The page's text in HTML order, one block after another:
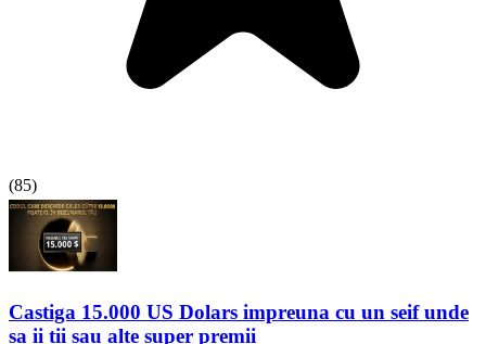
(85)
Castiga 15.000 US Dolars impreuna cu un seif unde
sa ii tii sau alte super premii